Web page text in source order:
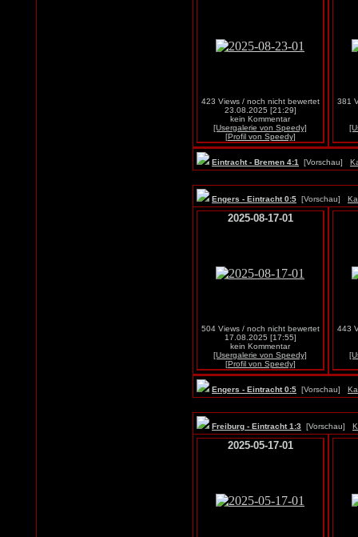
423 Views / noch nicht bewertet
23.08.2025 [21:29]
kein Kommentar
[Usergalerie von Speedy]
[Profil von Speedy]
381
Eintracht - Bremen 4:1 [Vorschau]
Engers - Eintracht 0:5 [Vorschau]
2025-08-17-01
504 Views / noch nicht bewertet
17.08.2025 [17:55]
kein Kommentar
[Usergalerie von Speedy]
[Profil von Speedy]
443
Engers - Eintracht 0:5 [Vorschau]
Freiburg - Eintracht 1:3 [Vorschau]
2025-05-17-01